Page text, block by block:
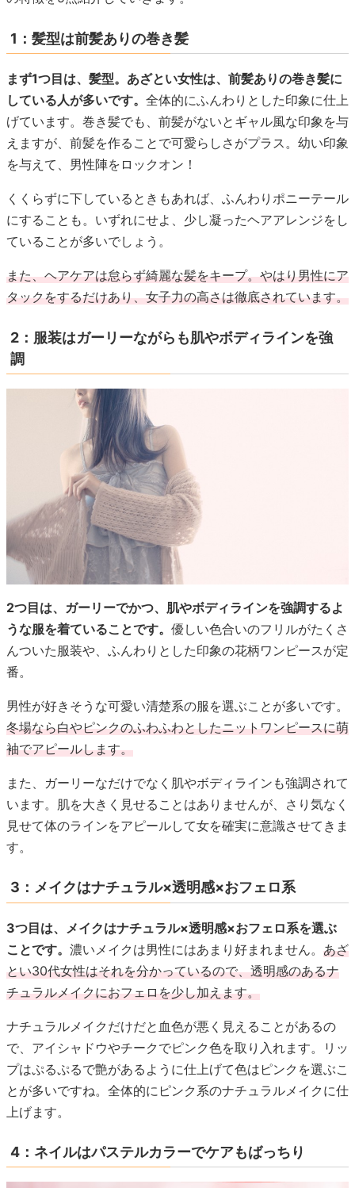
1：髪型は前髪ありの巻き髪
まず1つ目は、髪型。あざとい女性は、前髪ありの巻き髪に
している人が多いです。 全体的にふんわりとした印象に仕上
げています。巻き髪でも、前髪がないとギャル風な印象を与
えますが、前髪を作ることで可愛らしさがプラス。幼い印象
を与えて、男性陣をロックオン！
くくらずに下しているときもあれば、ふんわりポニーテール
にすることも。いずれにせよ、少し凝ったヘアアレンジをし
ていることが多いでしょう。
また、ヘアケアは怠らず綺麗な髪をキープ。やはり男性にア
タックをするだけあり、女子力の高さは徹底されています。
2：服装はガーリーながらも肌やボディラインを強
調
2つ目は、ガーリーでかつ、肌やボディラインを強調するよ
うな服を着ていることです。 優しい色合いのフリルがたくさ
んついた服装や、ふんわりとした印象の花柄ワンピースが定
番。
男性が好きそうな可愛い清楚系の服を選ぶことが多いです。
冬場なら白やピンクのふわふわとしたニットワンピースに萌
袖でアピールします。
また、ガーリーなだけでなく肌やボディラインも強調されて
います。肌を大きく見せることはありませんが、さり気なく
見せて体のラインをアピールして女を確実に意識させてきま
す。
3：メイクはナチュラル×透明感×おフェロ系
3つ目は、メイクはナチュラル×透明感×おフェロ系を選ぶ
ことです。 濃いメイクは男性にはあまり好まれません。 あざ
とい30代女性はそれを分かっているので、透明感のあるナ
チュラルメイクにおフェロを少し加えます。
ナチュラルメイクだけだと血色が悪く見えることがあるの
で、アイシャドウやチークでピンク色を取り入れます。リッ
プはぷるぷるで艶があるように仕上げて色はピンクを選ぶこ
とが多いですね。全体的にピンク系のナチュラルメイクに仕
上げます。
4：ネイルはパステルカラーでケアもばっちり